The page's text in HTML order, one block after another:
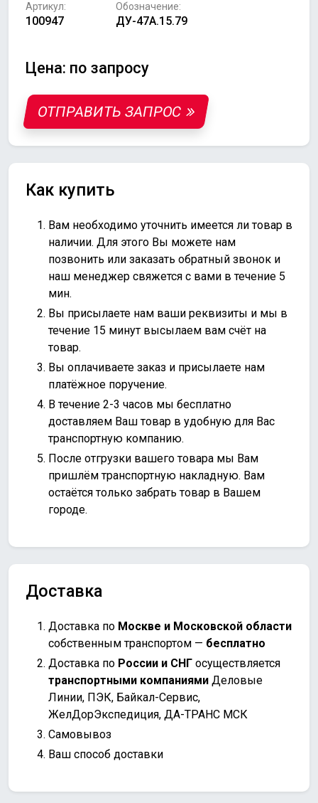
Артикул:
100947
Обозначение:
ДУ-47А.15.79
Цена: по запросу
ОТПРАВИТЬ ЗАПРОС
Как купить
Вам необходимо уточнить имеется ли товар в
наличии. Для этого Вы можете нам
позвонить или заказать обратный звонок и
наш менеджер свяжется с вами в течение 5
мин.
Вы присылаете нам ваши реквизиты и мы в
течение 15 минут высылаем вам счёт на
товар.
Вы оплачиваете заказ и присылаете нам
платёжное поручение.
В течение 2-3 часов мы бесплатно
доставляем Ваш товар в удобную для Вас
транспортную компанию.
После отгрузки вашего товара мы Вам
пришлём транспортную накладную. Вам
остаётся только забрать товар в Вашем
городе.
Доставка
Доставка по Москве и Московской области
собственным транспортом — бесплатно
Доставка по России и СНГ осуществляется
транспортными компаниями Деловые
Линии, ПЭК, Байкал-Сервис,
ЖелДорЭкспедиция, ДА-ТРАНС МСК
Самовывоз
Ваш способ доставки